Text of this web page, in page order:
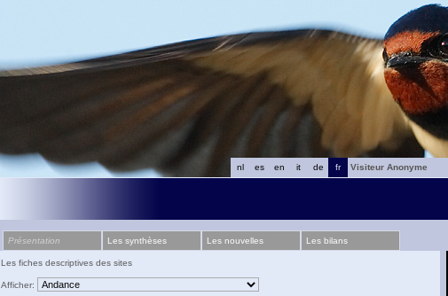
fr
de
it
en
es
nl
Visiteur Anonyme
Présentation Les synthèses Les nouvelles Les bilans
Les fiches descriptives des sites
Afficher: